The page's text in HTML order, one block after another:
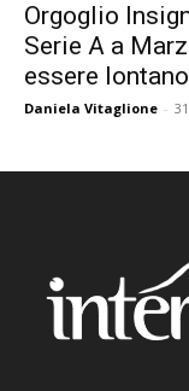
Orgoglio
Serie A a
essere
Daniela Vitaglione -